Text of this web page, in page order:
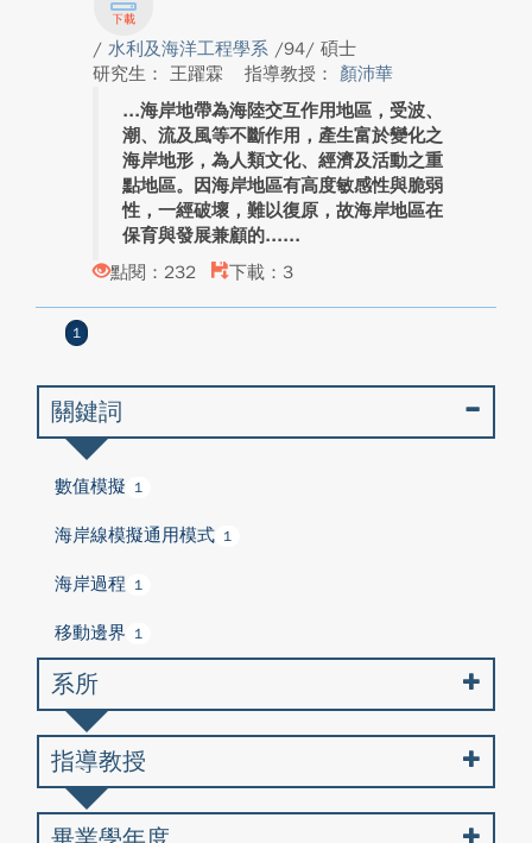
/ 水利及海洋工程學系 /94/ 碩士
研究生： 王躍霖
指導教授： 顏沛華
海岸地帶為海陸交互作用地區，受波、
潮、流及風等不斷作用，產生富於變化之
海岸地形，為人類文化、經濟及活動之重
點地區。因海岸地區有高度敏感性與脆弱
性，一經破壞，難以復原，故海岸地區在
保育與發展兼顧的...
點閱：232
下載：3
1
關鍵詞
數值模擬 1
海岸線模擬通用模式 1
海岸過程 1
移動邊界 1
系所
指導教授